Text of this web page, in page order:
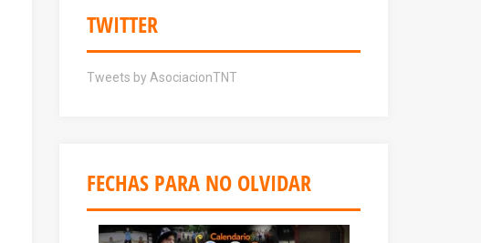
TWITTER
Tweets by AsociacionTNT
FECHAS PARA NO OLVIDAR